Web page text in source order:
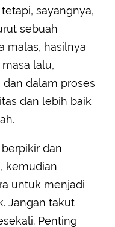
sayangnya,
sebuah
malas, hasilnya
lalu,
dan dalam proses
dan lebih baik
dan
kemudian
untuk menjadi
Jangan takut
Penting